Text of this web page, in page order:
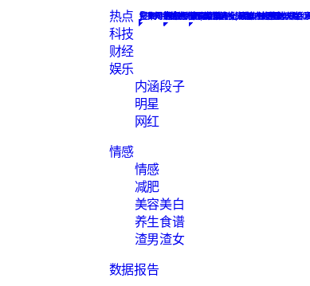
热点 搜集网络热点新闻, 为您解析热点麻辣话题
科技
汇聚知识的地方
财经
娱乐
内涵段子
最hot的段子，最撩人的撩妹攻略
明星
网红
网红
情感
Constellation
情感
减肥
美容美白
养生食谱
素食菜谱大全, 素食主义者的天堂.
渣男渣女
渣男语录渣女头像，渣男渣女集合
数据报告
数据报告下载